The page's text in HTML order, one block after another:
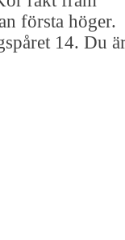
första höger.
14. Du